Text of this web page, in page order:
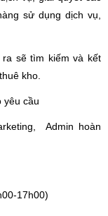
sử dụng dịch vụ,
sẽ tìm kiếm và kết
kho.
yêu cầu
Admin hoàn
17h00)